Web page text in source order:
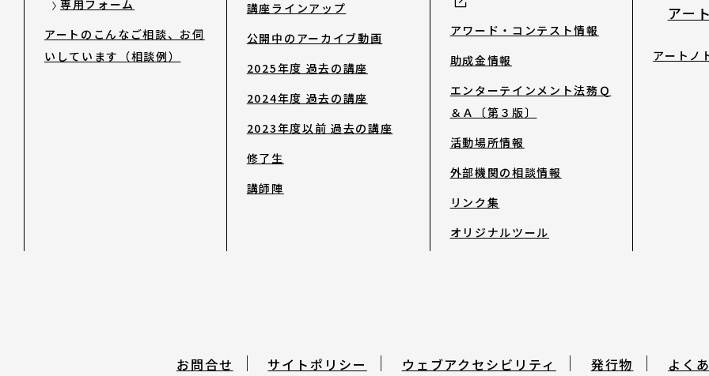
専用フォーム
アートのこんなご相談、お伺
いしています（相談例）
講座ラインアップ
公開中のアーカイブ動画
2025年度 過去の講座
2024年度 過去の講座
2023年度以前 過去の講座
修了生
講師陣
アワード・コンテスト情報
助成金情報
エンターテインメント法務Ｑ
＆Ａ〔第３版〕
活動場所情報
外部機関の相談情報
リンク集
オリジナルツール
アー
アートノ
お問合せ サイトポリシー ウェブアクセシビリティ 発行物 よく